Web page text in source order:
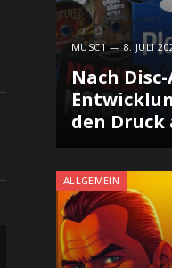
MUSC1 8. JULI
Nach
den Druck
ALLGEMEIN